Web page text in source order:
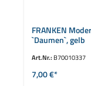
FRANKEN
`Daumen`, gelb
Art.Nr.: B70010337
7,00 €*